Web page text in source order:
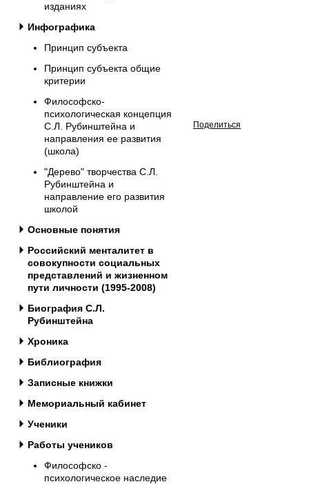
изданиях
Инфографика
Принцип субъекта
Принцип субъекта общие
критерии
Философско-
психологическая концепция
С.Л. Рубинштейна и
направления ее развития
(школа)
"Дерево" творчества С.Л.
Рубинштейна и
направление его развития
школой
Основные понятия
Российский менталитет в
совокупности социальных
представлений и жизненном
пути личности (1995-2008)
Биография С.Л.
Рубинштейна
Хроника
Библиография
Записные книжки
Мемориальный кабинет
Ученики
Работы учеников
Философско -
психологическое наследие
Поделиться